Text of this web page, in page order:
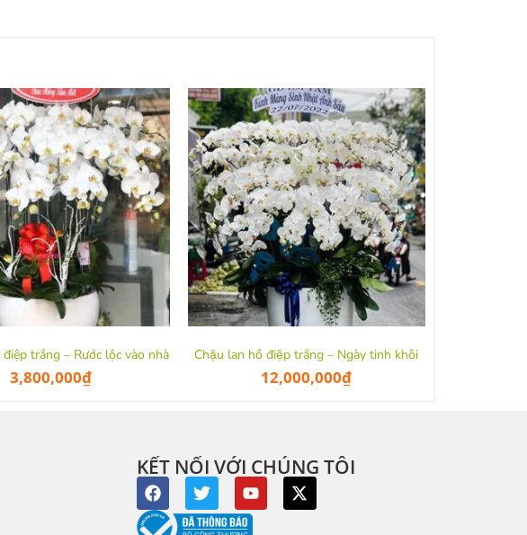
trắng – Rước lộc vào nhà
3,800,000₫
Chậu lan hồ điệp trắng – Ngày tinh khôi
12,000,000₫
KẾT NỐI VỚI CHÚNG TÔI